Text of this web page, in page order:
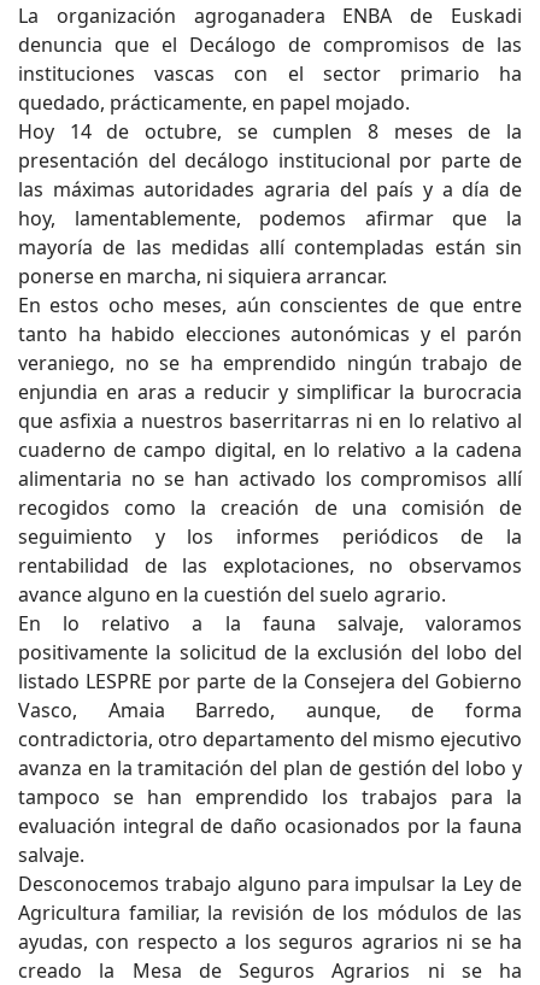
La organización agroganadera ENBA de Euskadi
denuncia que el Decálogo de compromisos de las
instituciones vascas con el sector primario ha
quedado, prácticamente, en papel mojado.
Hoy 14 de octubre, se cumplen 8 meses de la
presentación del decálogo institucional por parte de
las máximas autoridades agraria del país y a día de
hoy, lamentablemente, podemos afirmar que la
mayoría de las medidas allí contempladas están sin
ponerse en marcha, ni siquiera arrancar.
En estos ocho meses, aún conscientes de que entre
tanto ha habido elecciones autonómicas y el parón
veraniego, no se ha emprendido ningún trabajo de
enjundia en aras a reducir y simplificar la burocracia
que asfixia a nuestros baserritarras ni en lo relativo al
cuaderno de campo digital, en lo relativo a la cadena
alimentaria no se han activado los compromisos allí
recogidos como la creación de una comisión de
seguimiento y los informes periódicos de la
rentabilidad de las explotaciones, no observamos
avance alguno en la cuestión del suelo agrario.
En lo relativo a la fauna salvaje, valoramos
positivamente la solicitud de la exclusión del lobo del
listado LESPRE por parte de la Consejera del Gobierno
Vasco, Amaia Barredo, aunque, de forma
contradictoria, otro departamento del mismo ejecutivo
avanza en la tramitación del plan de gestión del lobo y
tampoco se han emprendido los trabajos para la
evaluación integral de daño ocasionados por la fauna
salvaje.
Desconocemos trabajo alguno para impulsar la Ley de
Agricultura familiar, la revisión de los módulos de las
ayudas, con respecto a los seguros agrarios ni se ha
creado la Mesa de Seguros Agrarios ni se ha